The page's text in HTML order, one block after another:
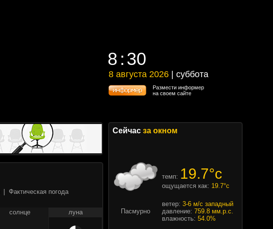
8 30
8 30
8 августа 2026 | суббота
8 августа 2026 | суббота
Размести информер
на своем сайте
Фактическая погода
солнце луна
Сейчас за окном
темп: 19.7°c
ощущается как: 19.7°c
Пасмурно
ветер: 3-6 м/с западный
давление: 759.8 мм.р.с.
влажность: 54.0%